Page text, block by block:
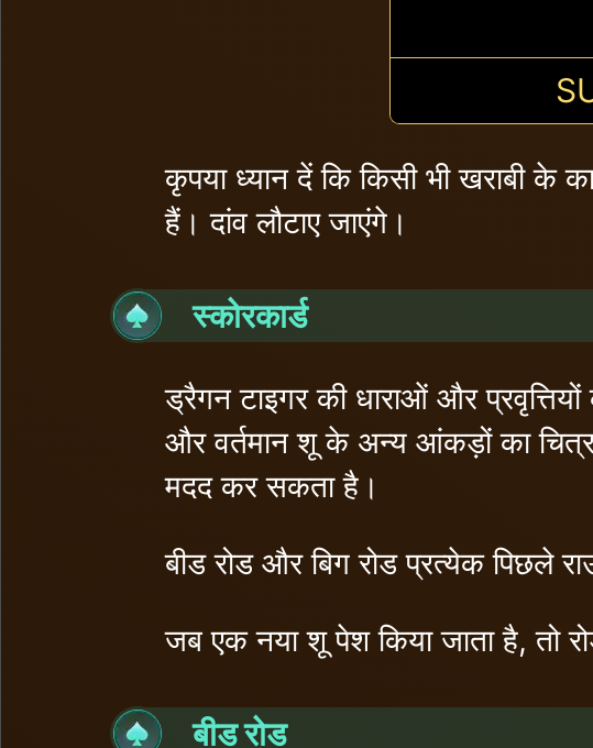
कृपया ध्यान दें कि किसी भी खराबी के
हैं। दांव लौटाए जाएंगे।
स्कोरकार्ड
ड्रैगन टाइगर की धाराओं और प्रवृत्तियों
और वर्तमान शू के अन्य आंकड़ों का
मदद कर सकता है।
बीड रोड और बिग रोड प्रत्येक पिछले
जब एक नया शू पेश किया जाता है,
बीड रोड